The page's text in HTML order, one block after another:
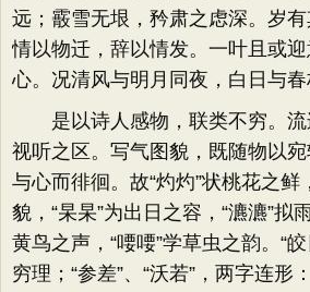
远；霰雪无垠，矜肃之虑深。岁有
情以物迁，辞以情发。一叶且或迎
心。况清风与明月同夜，白日与春
是以诗人感物，联类不穷。流
视听之区。写气图貌，既随物以
与心而徘徊。故“灼灼”状桃花之鲜
貌，“杲杲”为出日之容，“瀌瀌”拟
黄鸟之声，“喓喓”学草虫之韵。“
穷理；“参差”、“沃若”，两字连形